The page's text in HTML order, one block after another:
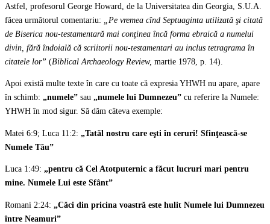
Astfel, profesorul George Howard, de la Universitatea din Georgia, S.U.A.
făcea următorul comentariu:
„Pe vremea cînd Septuaginta utilizată şi citată
de Biserica nou-testamentară mai conţinea încă forma ebraică a numelui
divin, fără îndoială că scriitorii nou-testamentari au inclus tetragrama în
citatele lor” (Biblical Archaeology Review, martie 1978, p. 14).
Apoi există multe texte în care cu toate că expresia YHWH nu apare, apare
în schimb: „numele” sau „numele lui Dumnezeu” cu referire la Numele:
YHWH în mod sigur. Să dăm câteva exemple:
Matei 6:9; Luca 11:2: „Tatăl nostru care eşti în ceruri! Sfinţească-se
Numele Tău”
Luca 1:49: „pentru că Cel Atotputernic a făcut lucruri mari pentru
mine. Numele Lui este Sfânt”
Romani 2:24: „Căci din pricina voastră este hulit Numele lui Dumnezeu
între Neamuri”